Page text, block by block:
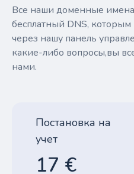
Все наши доменные
бесплатный DNS,
через нашу панель
какие-либо вопросы,вы
нами.
Постановка на
учет
17 €